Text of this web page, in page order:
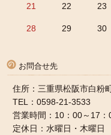
21 22 23
28 29 30
お問合せ先
住所：三重県松阪市白粉
TEL：0598-21-3533
営業時間：10：00～17：
定休日：水曜日・木曜日